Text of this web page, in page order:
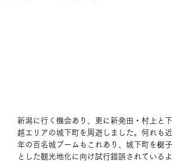
新潟に行く機会あり、更に新発田・村上と下
越エリアの城下町を周遊しました。何れも近
年の百名城ブームもこれあり、城下町を梃子
とした観光地化に向け試行錯誤されているよ